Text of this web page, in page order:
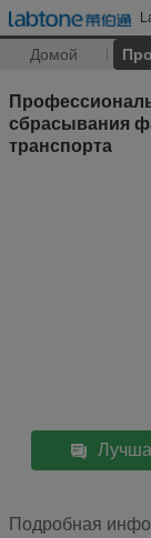
Домой
сбрасывания
транспорта
Подробная